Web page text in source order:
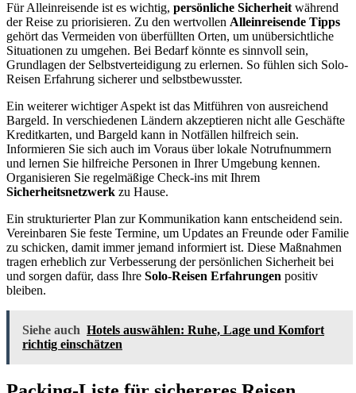
Für Alleinreisende ist es wichtig, persönliche Sicherheit während
der Reise zu priorisieren. Zu den wertvollen Alleinreisende Tipps
gehört das Vermeiden von überfüllten Orten, um unübersichtliche
Situationen zu umgehen. Bei Bedarf könnte es sinnvoll sein,
Grundlagen der Selbstverteidigung zu erlernen. So fühlen sich Solo-
Reisen Erfahrung sicherer und selbstbewusster.
Ein weiterer wichtiger Aspekt ist das Mitführen von ausreichend
Bargeld. In verschiedenen Ländern akzeptieren nicht alle Geschäfte
Kreditkarten, und Bargeld kann in Notfällen hilfreich sein.
Informieren Sie sich auch im Voraus über lokale Notrufnummern
und lernen Sie hilfreiche Personen in Ihrer Umgebung kennen.
Organisieren Sie regelmäßige Check-ins mit Ihrem
Sicherheitsnetzwerk zu Hause.
Ein strukturierter Plan zur Kommunikation kann entscheidend sein.
Vereinbaren Sie feste Termine, um Updates an Freunde oder Familie
zu schicken, damit immer jemand informiert ist. Diese Maßnahmen
tragen erheblich zur Verbesserung der persönlichen Sicherheit bei
und sorgen dafür, dass Ihre Solo-Reisen Erfahrungen positiv
bleiben.
Siehe auch Hotels auswählen: Ruhe, Lage und Komfort
richtig einschätzen